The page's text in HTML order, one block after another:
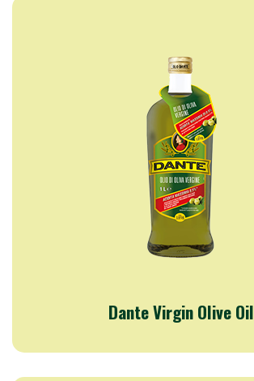
Dante Virgin Olive Oil